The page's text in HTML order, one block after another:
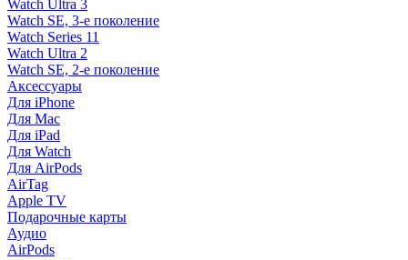
Watch Ultra 3
Watch SE, 3-е поколение
Watch Series 11
Watch Ultra 2
Watch SE, 2-е поколение
Аксессуары
Для iPhone
Для Mac
Для iPad
Для Watch
Для AirPods
AirTag
Apple TV
Подарочные карты
Аудио
AirPods